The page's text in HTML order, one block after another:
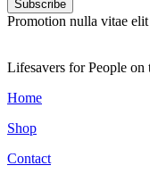
Subscribe
Promotion nulla vitae
Lifesavers for People on
Home
Shop
Contact